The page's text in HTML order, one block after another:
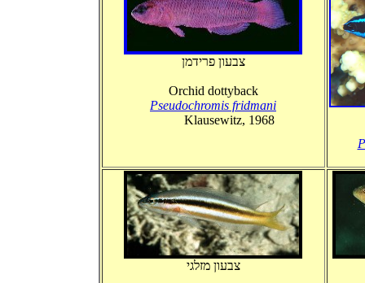
צבעון פרידמן
Orchid dottyback
Pseudochromis fridmani
Klausewitz, 1968
צבעון מזלגי